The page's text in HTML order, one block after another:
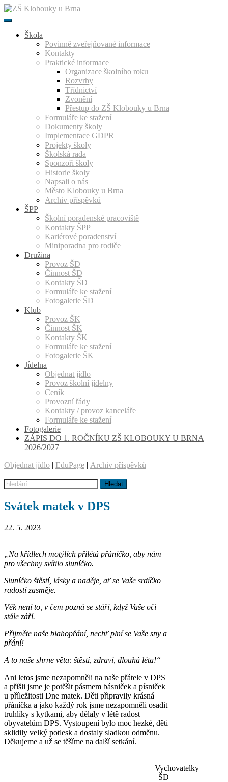
Přeskočit
k
Škola
Povinně zveřejňované informace
Kontakty
Praktické informace
Organizace školního roku
Rozvrhy
Třídnictví
Zvonění
Přestup do ZŠ Klobouky u Brna
Formuláře ke stažení
Dokumenty školy
Implementace GDPR
Projekty školy
Školská rada
Sponzoři školy
Historie školy
Napsali o nás
Město Klobouky u Brna
Archiv příspěvků
ŠPP
Školní poradenské pracoviště
Kontakty ŠPP
Kariérové poradenství
Miniporadna pro rodiče
Družina
Provoz ŠD
Činnost ŠD
Kontakty ŠD
Formuláře ke stažení
Fotogalerie ŠD
Klub
Provoz ŠK
Činnost ŠK
Kontakty ŠK
Formuláře ke stažení
Fotogalerie ŠK
Jídelna
Objednat jídlo
Provoz školní jídelny
Ceník
Provozní řády
Kontakty / provoz kanceláře
Formuláře ke stažení
Fotogalerie
ZÁPIS DO 1. ROČNÍKU ZŠ KLOBOUKY U BRNA
2026/2027
Objednat jídlo | EduPage | Archiv příspěvků
Svátek matek v DPS
22. 5. 2023
„Na křídlech motýlích přilétá přáníčko, aby nám
pro všechny svítilo sluníčko.
Sluníčko štěstí, lásky a naděje, ať se Vaše srdíčko
radostí zasměje.
Věk není to, v čem pozná se stáří, když Vaše oči
stále září.
Přijměte naše blahopřání, nechť plní se Vaše sny a
přání!
A to naše shrne věta: štěstí, zdraví, dlouhá léta!“
Ani letos jsme nezapomněli na naše přátele v DPS
a přišli jsme je potěšit pásmem básniček a písniček
u příležitosti Dne matek. Děti připravily krásná
přáníčka a jako každý rok jsme nezapomněli osadit
truhlíky s kytkami, aby dělaly v létě radost
obyvatelům DPS. Vystoupení bylo moc hezké, děti
sklidily velký potlesk a dostaly sladkou odměnu.
Děkujeme a už se těšíme na další setkání.
Vychovatelky
ŠD